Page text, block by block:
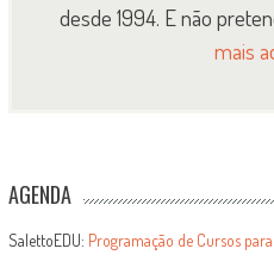
desde 1994. E não
mais
AGENDA
SalettoEDU: Programação de Cursos para